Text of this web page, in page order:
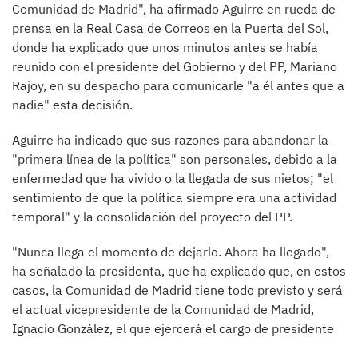
Comunidad de Madrid", ha afirmado Aguirre en rueda de
prensa en la Real Casa de Correos en la Puerta del Sol,
donde ha explicado que unos minutos antes se había
reunido con el presidente del Gobierno y del PP, Mariano
Rajoy, en su despacho para comunicarle "a él antes que a
nadie" esta decisión.
Aguirre ha indicado que sus razones para abandonar la
"primera línea de la política" son personales, debido a la
enfermedad que ha vivido o la llegada de sus nietos; "el
sentimiento de que la política siempre era una actividad
temporal" y la consolidación del proyecto del PP.
"Nunca llega el momento de dejarlo. Ahora ha llegado",
ha señalado la presidenta, que ha explicado que, en estos
casos, la Comunidad de Madrid tiene todo previsto y será
el actual vicepresidente de la Comunidad de Madrid,
Ignacio González, el que ejercerá el cargo de presidente